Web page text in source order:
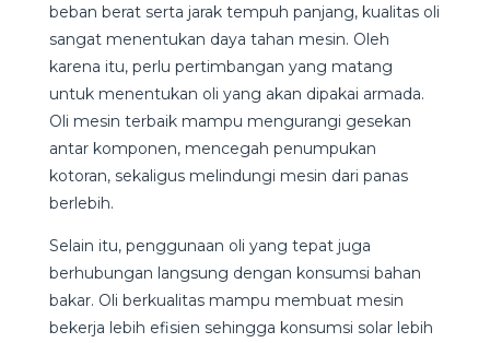
beban berat serta jarak tempuh panjang, kualitas oli
sangat menentukan daya tahan mesin. Oleh
karena itu, perlu pertimbangan yang matang
untuk menentukan oli yang akan dipakai armada.
Oli mesin terbaik mampu mengurangi gesekan
antar komponen, mencegah penumpukan
kotoran, sekaligus melindungi mesin dari panas
berlebih.
Selain itu, penggunaan oli yang tepat juga
berhubungan langsung dengan konsumsi bahan
bakar. Oli berkualitas mampu membuat mesin
bekerja lebih efisien sehingga konsumsi solar lebih